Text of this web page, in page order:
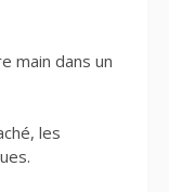
main dans un
les